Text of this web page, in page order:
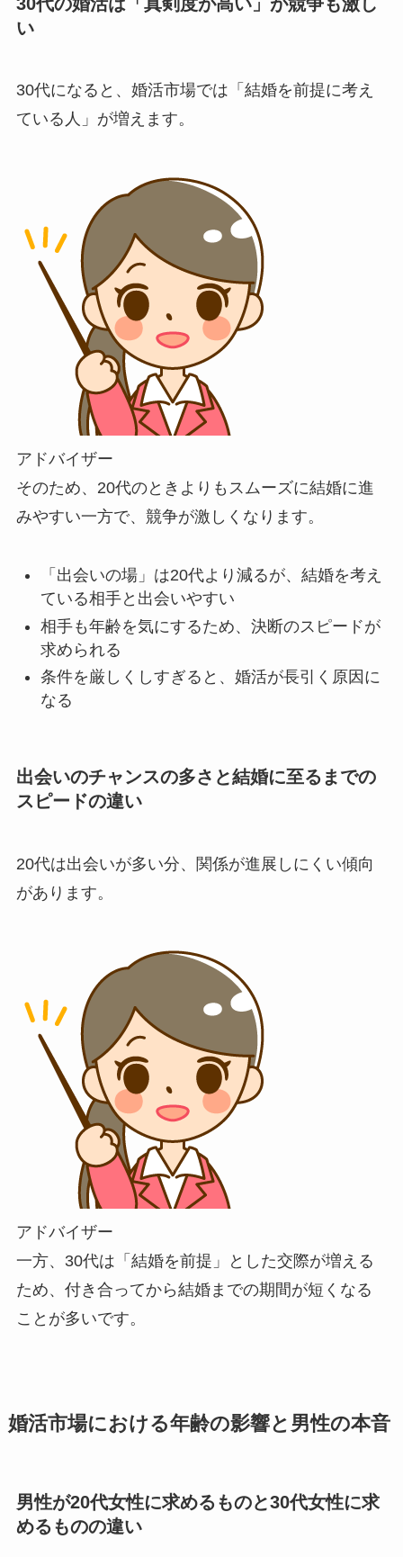
い
30代になると、婚活市場では「結婚を前提に考え
ている人」が増えます。
アドバイザー
そのため、20代のときよりもスムーズに結婚に進
みやすい一方で、競争が激しくなります。
「出会いの場」は20代より減るが、結婚を考え
ている相手と出会いやすい
相手も年齢を気にするため、決断のスピードが
求められる
条件を厳しくしすぎると、婚活が長引く原因に
なる
出会いのチャンスの多さと結婚に至るまでの
スピードの違い
20代は出会いが多い分、関係が進展しにくい傾向
があります。
アドバイザー
一方、30代は「結婚を前提」とした交際が増える
ため、付き合ってから結婚までの期間が短くなる
ことが多いです。
婚活市場における年齢の影響と男性の本音
男性が20代女性に求めるものと30代女性に求
めるものの違い